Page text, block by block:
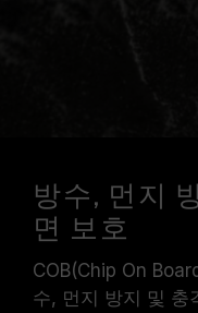
방수, 먼지
면 보호
COB(Chip On
수, 먼지 방지 및 충